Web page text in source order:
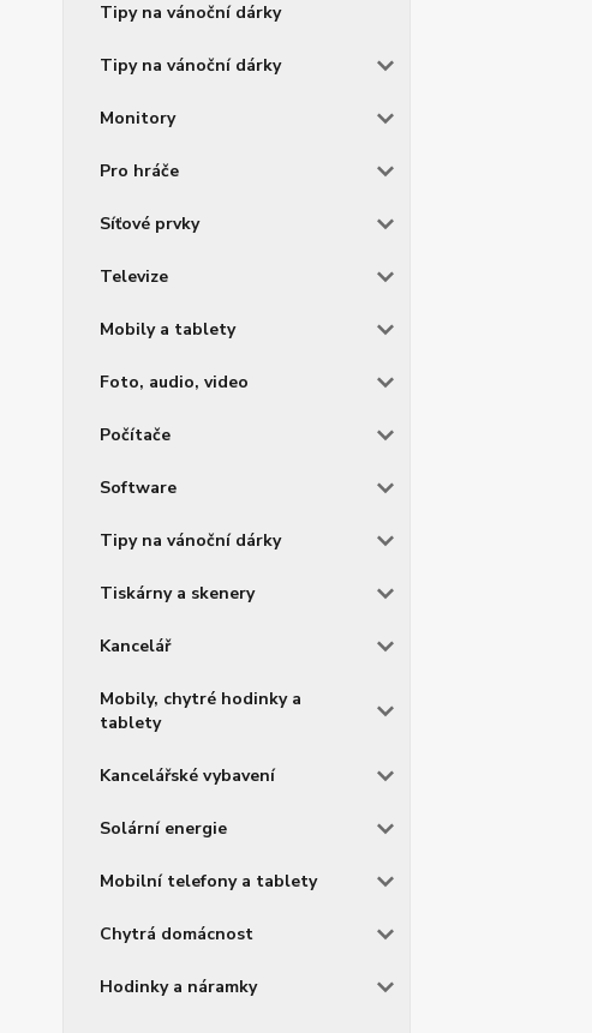
Tipy na vánoční dárky
Tipy na vánoční dárky
Monitory
Pro hráče
Síťové prvky
Televize
Mobily a tablety
Foto, audio, video
Počítače
Software
Tipy na vánoční dárky
Tiskárny a skenery
Kancelář
Mobily, chytré hodinky a
tablety
Kancelářské vybavení
Solární energie
Mobilní telefony a tablety
Chytrá domácnost
Hodinky a náramky